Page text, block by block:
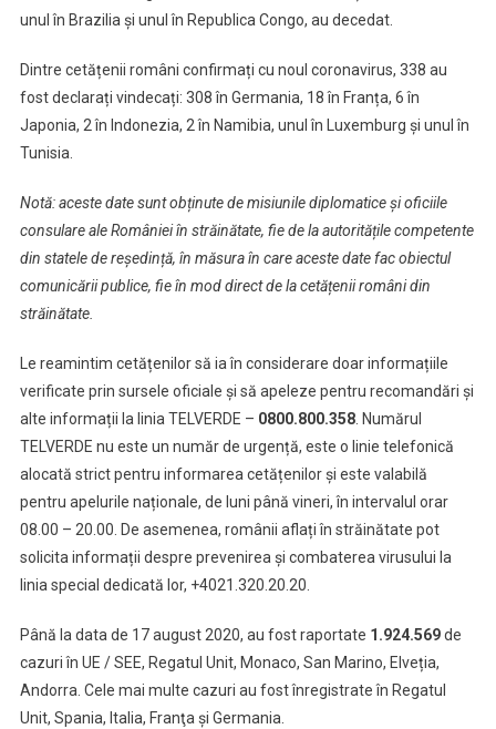
unul în Brazilia și unul în Republica Congo, au decedat.
Dintre cetățenii români confirmați cu noul coronavirus, 338 au
fost declarați vindecați: 308 în Germania, 18 în Franța, 6 în
Japonia, 2 în Indonezia, 2 în Namibia, unul în Luxemburg și unul în
Tunisia.
Notă: aceste date sunt obținute de misiunile diplomatice și oficiile
consulare ale României în străinătate, fie de la autoritățile competente
din statele de reședință, în măsura în care aceste date fac obiectul
comunicării publice, fie în mod direct de la cetățenii români din
străinătate.
Le reamintim cetățenilor să ia în considerare doar informațiile
verificate prin sursele oficiale și să apeleze pentru recomandări și
alte informații la linia TELVERDE – 0800.800.358. Numărul
TELVERDE nu este un număr de urgență, este o linie telefonică
alocată strict pentru informarea cetățenilor și este valabilă
pentru apelurile naționale, de luni până vineri, în intervalul orar
08.00 – 20.00. De asemenea, românii aflați în străinătate pot
solicita informații despre prevenirea și combaterea virusului la
linia special dedicată lor, +4021.320.20.20.
Până la data de 17 august 2020, au fost raportate 1.924.569de
cazuri în UE / SEE, Regatul Unit, Monaco, San Marino, Elveția,
Andorra. Cele mai multe cazuri au fost înregistrate în Regatul
Unit, Spania, Italia, Franţa și Germania.